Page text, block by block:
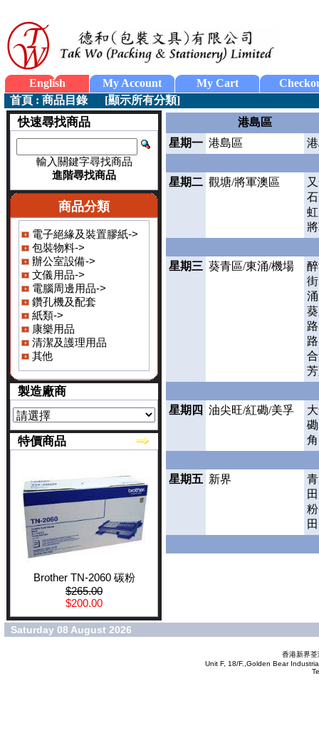
English My Account My Cart
首頁 : 商品目錄[顯示所有分類]
快速尋找商品
輸入關鍵字尋找商品
進階尋找商品
商品分類
電子絕緣及裝置膠紙->
包裝物料->
辦公室設備->
文儀用品->
電腦周邊用品->
鑽孔機及配套
紙類->
康樂用品
清潔及護理用品
其他
製造廠商
特價商品
Brother TN-2060 碳粉
$265.00
$200.00
港島區
星期一 港島區
星期二 觀塘/將軍澳區
星期三 葵青區/東涌/機場
星期四 油尖旺/紅磡/美孚
星期五 新界
Saturday 08 August 2026
香港新界
Unit F, 18/F.,Golden Bear